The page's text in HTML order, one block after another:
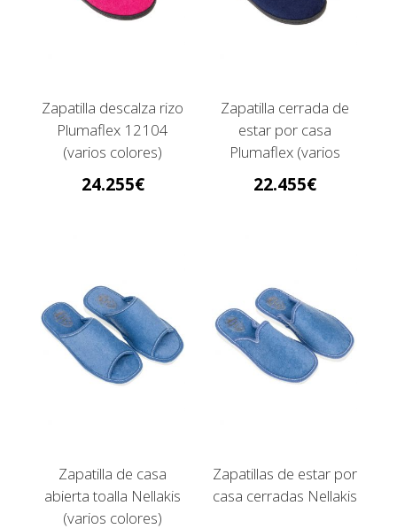
Zapatilla descalza rizo
Plumaflex 12104
(varios colores)
24.255
Zapatilla cerrada de
estar por casa
Plumaflex (varios
colores)
22.455
Zapatilla de casa
abierta toalla Nellakis
(varios colores)
Zapatillas de estar por
casa cerradas Nellakis